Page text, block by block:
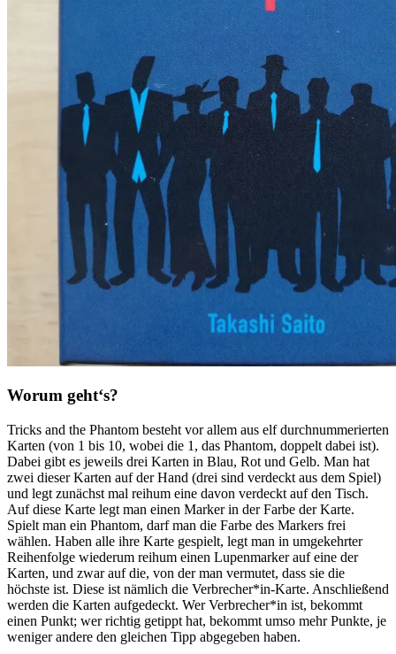
Worum geht‘s?
Tricks and the Phantom besteht vor allem aus elf durchnummerierten
Karten (von 1 bis 10, wobei die 1, das Phantom, doppelt dabei ist).
Dabei gibt es jeweils drei Karten in Blau, Rot und Gelb. Man hat
zwei dieser Karten auf der Hand (drei sind verdeckt aus dem Spiel)
und legt zunächst mal reihum eine davon verdeckt auf den Tisch.
Auf diese Karte legt man einen Marker in der Farbe der Karte.
Spielt man ein Phantom, darf man die Farbe des Markers frei
wählen. Haben alle ihre Karte gespielt, legt man in umgekehrter
Reihenfolge wiederum reihum einen Lupenmarker auf eine der
Karten, und zwar auf die, von der man vermutet, dass sie die
höchste ist. Diese ist nämlich die Verbrecher*in-Karte. Anschließend
werden die Karten aufgedeckt. Wer Verbrecher*in ist, bekommt
einen Punkt; wer richtig getippt hat, bekommt umso mehr Punkte, je
weniger andere den gleichen Tipp abgegeben haben.